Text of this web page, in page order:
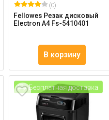
(0)
Fellowes Резак дисковый
Electron А4 Fs-5410401
В корзину
Бесплатная доставка